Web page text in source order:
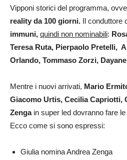
Vipponi storici del programma,
reality da 100 giorni.
Il
immuni, quindi non nominabili:
Teresa Ruta, Pierpaolo Pretelli,
Orlando, Tommaso Zorzi,
Mentre i nuovi arrivati, Mario
Giacomo Urtis, Cecilia Capriotti,
Zengain super led dovranno fare
Ecco come si sono espressi:
Giulia nomina Andrea Zenga